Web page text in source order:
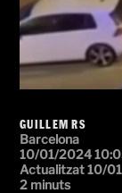
GUILLEM RS
Barcelona
10/01/2024
Actualitzat 10/
2 minuts